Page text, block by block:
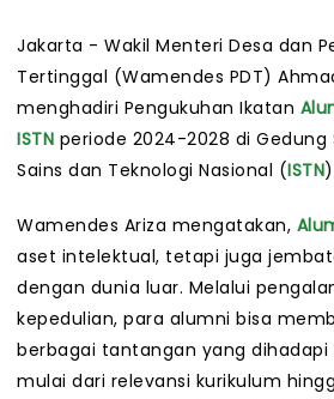
Jakarta - Wakil Menteri Desa dan
Tertinggal (Wamendes PDT)
menghadiri Pengukuhan Ikatan
ISTN periode 2024-2028 di
Sains dan Teknologi Nasional (ISTN
Wamendes Ariza mengatakan,
aset intelektual, tetapi juga
dengan dunia luar. Melalui
kepedulian, para alumni bisa
berbagai tantangan yang dihadapi
mulai dari relevansi kurikulum